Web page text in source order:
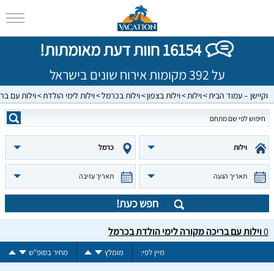
16154 חוות דעת מאומתות!
על 392 מקומות אירוח שונים בישראל
וקיישן – עמוד הבית וילות וילות בצפון וילות בכרמל וילות לימי הולדת וילות עם
וילות כרמל
תאריך הגעה תאריך עזיבה
חפש כעת!
0וילות עם בריכה מקורה לימי הולדת בכרמל
מיין לפי: מומלץ מחיר בסופ"ש